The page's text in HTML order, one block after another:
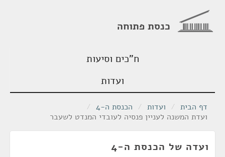
כנסת פתוחה
ח"כים וסיעות
ועדות
דף הבית / ועדות / הכנסת ה-4
/
ועדת המשנה לעניין פנסיה לעובדי המנדט לשעבר
ועדה של הכנסת ה-4